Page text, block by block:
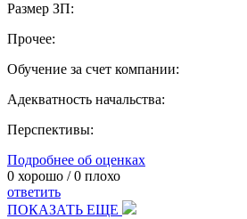
Размер ЗП:
Прочее:
Обучение за счет компании:
Адекватность начальства:
Перспективы:
Подробнее об оценках
0 хорошо /0 плохо
ответить
ПОКАЗАТЬ ЕЩЕ